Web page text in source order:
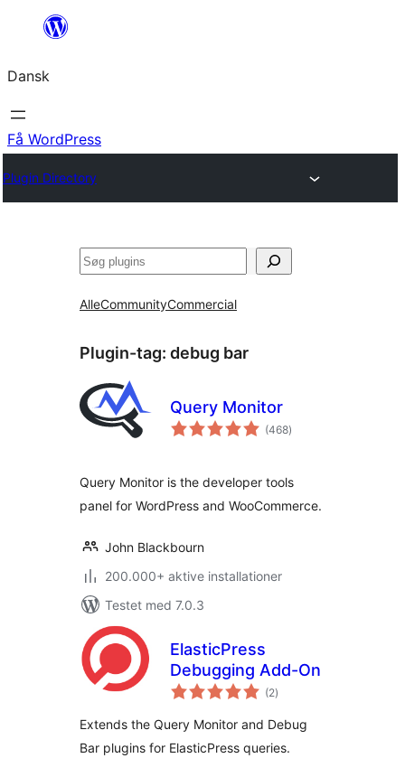
Spring
indhold
Dansk
Få WordPress
Plugin Directory
Søg
AlleCommunityCommercial
Plugin-tag: debug bar
Query Monitor
(468totale
bedømmelser
)
Query Monitor is the developer tools
panel for WordPress and WooCommerce.
John Blackbourn
200.000+ aktive installationer
Testet med 7.0.3
ElasticPress
Debugging Add-On
(2totale
bedømmelser
)
Extends the Query Monitor and Debug
Bar plugins for ElasticPress queries.